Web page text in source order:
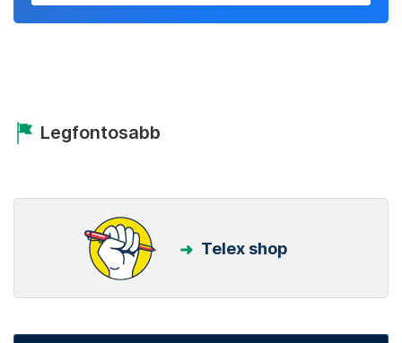
Legfontosabb
Telex shop